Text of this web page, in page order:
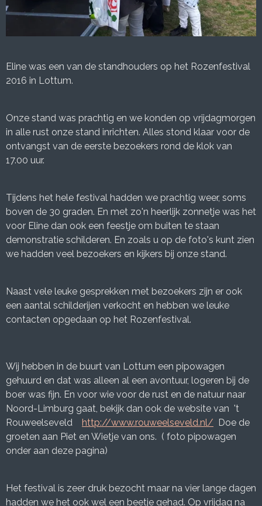
Eline was een van de standhouders op het Rozenfestival
Onze stand was prachtig en we konden op vrijdagmorgen
in alle rust onze stand inrichten. Alles stond klaar voor de
ontvangst van de eerste bezoekers rond de klok van
Tijdens het hele festival hadden we prachtig weer, soms
boven de 30 graden. En met zo'n heerlijk zonnetje was het
voor Eline dan ook een feestje om buiten te staan
demonstratie schilderen. En zoals u op de foto's kunt zien
Naast vele leuke gesprekken met bezoekers zijn er ook
een aantal schilderijen verkocht en hebben we leuke
Wij hebben in de buurt van Lottum een pipowagen
gehuurd en dat was alleen al een avontuur, logeren bij de
boer was fijn. En voor wie voor de rust en de natuur naar
Noord-Limburg gaat, bekijk dan ook de website van 't
Rouweelseveldhttp://www.rouweelseveld.nl/Doe de
groeten aan Piet en Wietje van ons. ( foto pipowagen